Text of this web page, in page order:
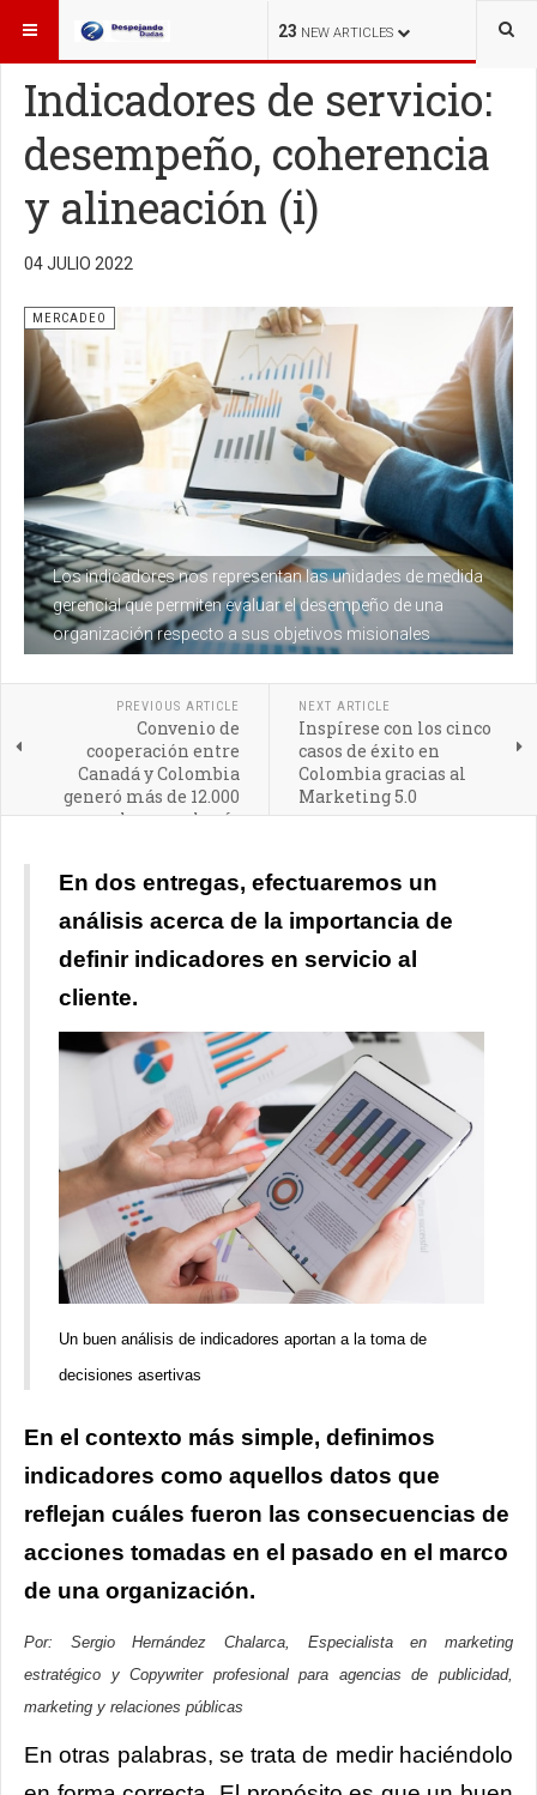
23 NEW ARTICLES
ESTÁ AQUÍ: MERCADEO
Indicadores de servicio:
desempeño, coherencia
y alineación (i)
04 JULIO 2022
Los indicadores nos representan las unidades de medida
gerencial que permiten evaluar el desempeño de una
organización respecto a sus objetivos misionales
MERCADEO
PREVIOUS ARTICLE
Convenio de
cooperación entre
Canadá y Colombia
generó más de 12.000
empleos en el país
NEXT ARTICLE
Inspírese con los cinco
casos de éxito en
Colombia gracias al
Marketing 5.0
En dos entregas, efectuaremos un
análisis acerca de la importancia de
definir indicadores en servicio al
cliente.
Un buen análisis de indicadores aportan a la toma de
decisiones asertivas
En el contexto más simple, definimos
indicadores como aquellos datos que
reflejan cuáles fueron las consecuencias de
acciones tomadas en el pasado en el marco
de una organización.
Por: Sergio Hernández Chalarca, Especialista en marketing
estratégico y Copywriter profesional para agencias de publicidad,
marketing y relaciones públicas
En otras palabras, se trata de medir haciéndolo